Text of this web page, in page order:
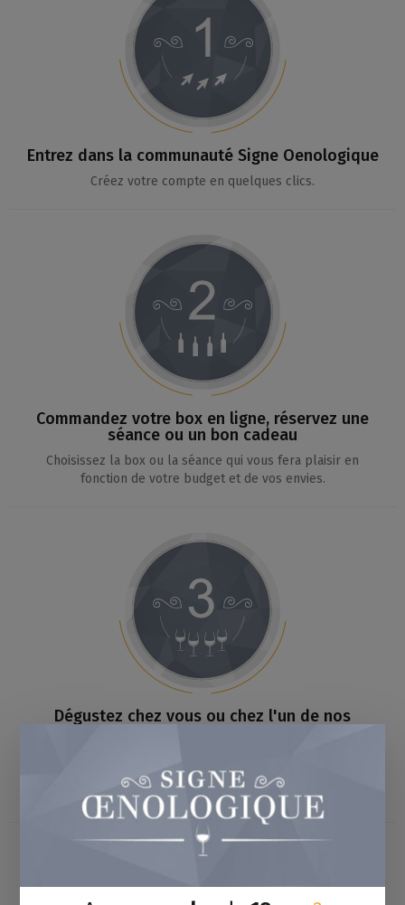
Entrez dans la communauté Signe Oenologique
Créez votre compte en quelques clics.
Commandez votre box en ligne, réservez une
séance ou un bon cadeau
Choisissez la box ou la séance qui vous fera plaisir en
fonction de votre budget et de vos envies.
Dégustez chez vous ou chez l'un de nos
dans la box pour animer vous même ou reposez vous sur
votre caviste pour animer la dégustation.